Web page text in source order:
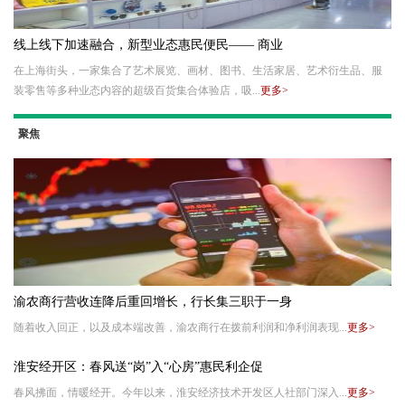
线上线下加速融合，新型业态惠民便民—— 商业
在上海街头，一家集合了艺术展览、画材、图书、生活家居、艺术衍生品、服
装零售等多种业态内容的超级百货集合体验店，吸...更多>
聚焦
渝农商行营收连降后重回增长，行长集三职于一身
随着收入回正，以及成本端改善，渝农商行在拨前利润和净利润表现...更多>
淮安经开区：春风送“岗”入“心房”惠民利企促
春风拂面，情暖经开。今年以来，淮安经济技术开发区人社部门深入...更多>